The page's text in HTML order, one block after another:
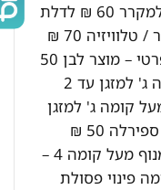
לתוספות מיוחדות: פרוק דלתות למקרר 60 ₪ לדלת
תוספת קומה מעל קומה ג' למקרר / טלוויזיה 70 ₪
לקומה תוספת קומה בתוך בית פרטי – מוצר לבן 50
₪ לקומה תוספת קומה מעל קומה ג' למזגן עד 2
קומה ג' למזגן
מעל 2 כ"ס 70 ₪ לקומה מדרגות ספירלה 50 ₪
לקומה מנוף עד קומה 4 400 ₪ מנוף מעל קומה 4 –
100 ₪ לקומה פינוי פסולת